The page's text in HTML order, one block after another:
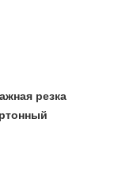
резка